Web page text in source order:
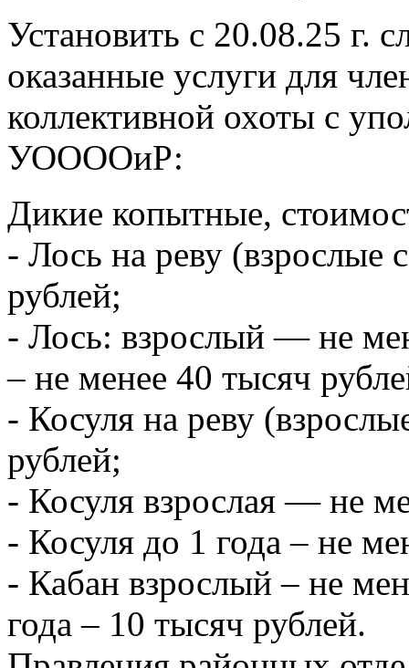
Установить с 20.08.25 г.
оказанные услуги для
коллективной охоты с
УООООиР:
Дикие копытные,
- Лось на реву
рублей;
- Лось: взрослый — не
– не менее 40 тысяч
- Косуля на реву
рублей;
- Косуля взрослая — не
- Косуля до 1 года – не
- Кабан взрослый – не
года – 10 тысяч рублей.